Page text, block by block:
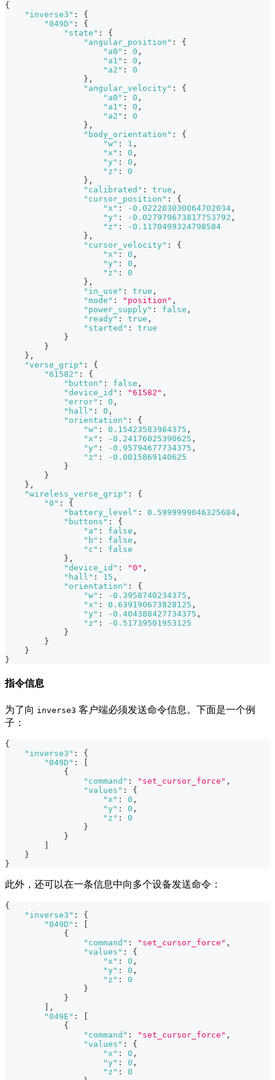
{
"inverse3" :
{
"049D" :
{
"state" :
{
"angular_position" :
{
"a0" : 0 ,
"a1" : 0 ,
"a2" :
0
} ,
"angular_velocity" :
{
"a0" : 0 ,
"a1" : 0 ,
"a2" :
0
} ,
"body_orientation" :
{
"w" : 1 ,
"x" : 0 ,
"y" : 0 ,
"z" :
0
} ,
"calibrated" : true ,
"cursor_position" :
{
"x" : -0.022203030064702034 ,
"y" : -0.027979673817753792 ,
"z" :
-0.1170499324798584
} ,
"cursor_velocity" :
{
"x" : 0 ,
"y" : 0 ,
"z" :
0
} ,
"in_use" : true ,
"mode" : "position" ,
"power_supply" : false ,
"ready" : true ,
"started" :
true
}
}
} ,
"verse_grip" :
{
"61582" :
{
"button" : false ,
"device_id" : "61582" ,
"error" : 0 ,
"hall" : 0 ,
"orientation" :
{
"w" : 0.15423583984375 ,
"x" : -0.24176025390625 ,
"y" : -0.95794677734375 ,
"z" :
-0.0015869140625
}
}
} ,
"wireless_verse_grip" :
{
"0" :
{
"battery_level" : 0.5999999046325684 ,
"buttons" :
{
"a" : false ,
"b" : false ,
"c" :
false
} ,
"device_id" : "0" ,
"hall" : 15 ,
"orientation" :
{
"w" : -0.3958740234375 ,
"x" : 0.639190673828125 ,
"y" : -0.404388427734375 ,
"z" :
-0.51739501953125
}
}
}
}
指令信息
为了向 inverse3 客户端必须发送命令信息。下面是一个例
子：
{
"inverse3" :
{
"049D" :
[
{
"command" : "set_cursor_force" ,
"values" :
{
"x" : 0 ,
"y" : 0 ,
"z" :
0
}
}
]
}
}
此外，还可以在一条信息中向多个设备发送命令：
{
"inverse3" :
{
"049D" :
[
{
"command" : "set_cursor_force" ,
"values" :
{
"x" : 0 ,
"y" : 0 ,
"z" :
0
}
}
] ,
"049E" :
[
{
"command" : "set_cursor_force" ,
"values" :
{
"x" : 0 ,
"y" : 0 ,
"z" :
0